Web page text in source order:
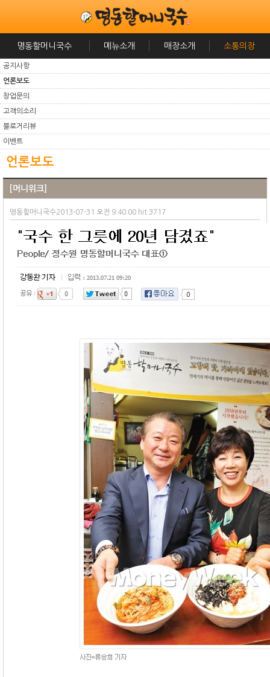
명동할머니국수 메뉴소개 매장소개 소통의장
공지사항
언론보도
창업문의
고객의소리
블로거리뷰
이벤트
언론보도
[머니위크]
명동할머니국수2013-07-31 오전 9:40:00 hit 3717